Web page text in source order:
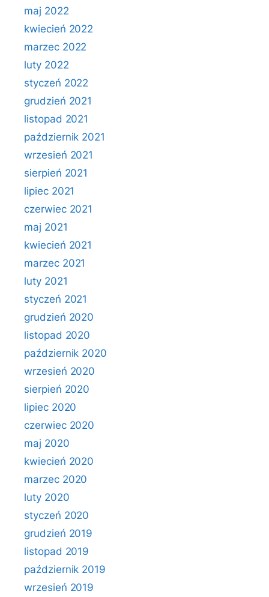
maj 2022
kwiecień 2022
marzec 2022
luty 2022
styczeń 2022
grudzień 2021
listopad 2021
październik 2021
wrzesień 2021
sierpień 2021
lipiec 2021
czerwiec 2021
maj 2021
kwiecień 2021
marzec 2021
luty 2021
styczeń 2021
grudzień 2020
listopad 2020
październik 2020
wrzesień 2020
sierpień 2020
lipiec 2020
czerwiec 2020
maj 2020
kwiecień 2020
marzec 2020
luty 2020
styczeń 2020
grudzień 2019
listopad 2019
październik 2019
wrzesień 2019